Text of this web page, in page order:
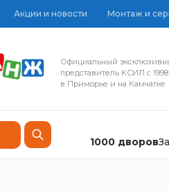
Акции и новости Монтаж и
Официальный
представитель КСИЛ с 1998
в Приморье и на Камчатке
1000 дворов